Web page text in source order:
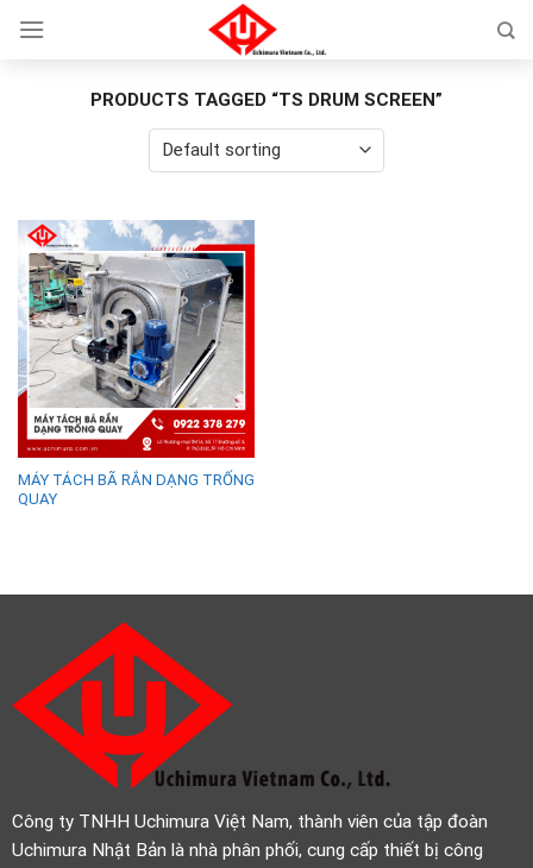
PRODUCTS TAGGED “TS DRUM SCREEN”
MÁY TÁCH BÃ RẮN DẠNG TRỐNG
QUAY
Công ty TNHH Uchimura Việt Nam, thành viên của tập đoàn
Uchimura Nhật Bản là nhà phân phối, cung cấp thiết bị công